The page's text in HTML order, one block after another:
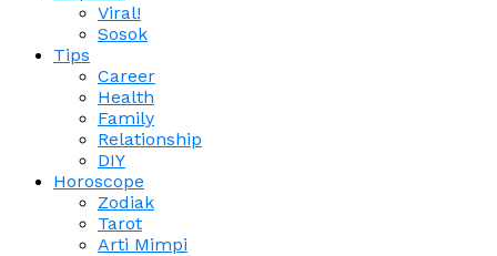
Viral!
Sosok
Tips
Career
Health
Family
Relationship
DIY
Horoscope
Zodiak
Tarot
Arti Mimpi